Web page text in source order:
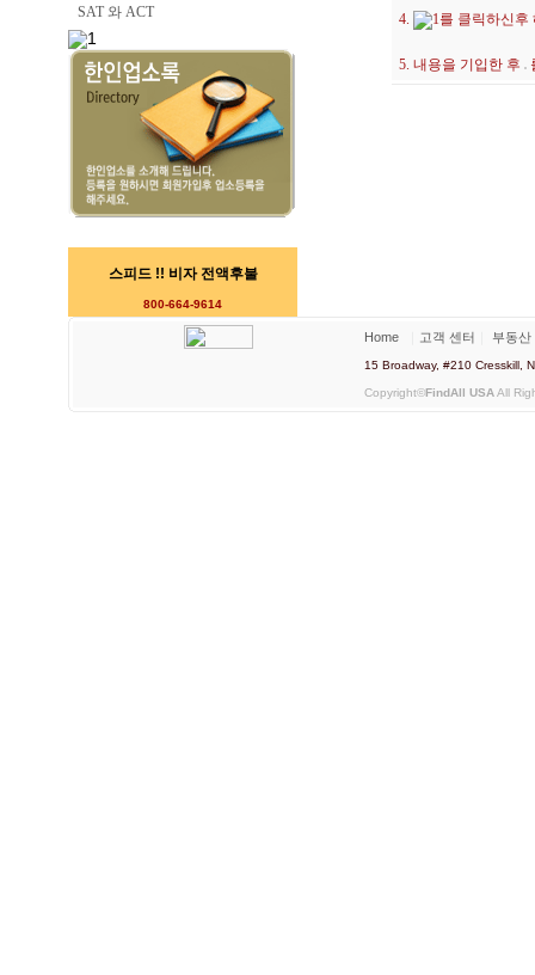
SAT 와 ACT
스피드 !! 비자 전액후불
800-664-9614
4. 를 클릭하신후
5. 내용을 기입한 후
Home 고객 센터 부동산
15 Broadway, #210 Cresskill,
Copyright©FindAll USAAll